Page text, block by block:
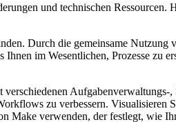
und technischen Ressourcen.
Durch die gemeinsame
im Wesentlichen, Prozesse zu
Aufgabenverwaltungs-,
zu verbessern. Visualisieren
Make verwenden, der festlegt, wie